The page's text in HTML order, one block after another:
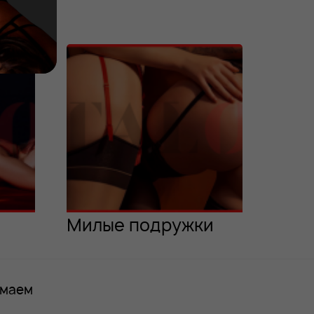
Милые подружки